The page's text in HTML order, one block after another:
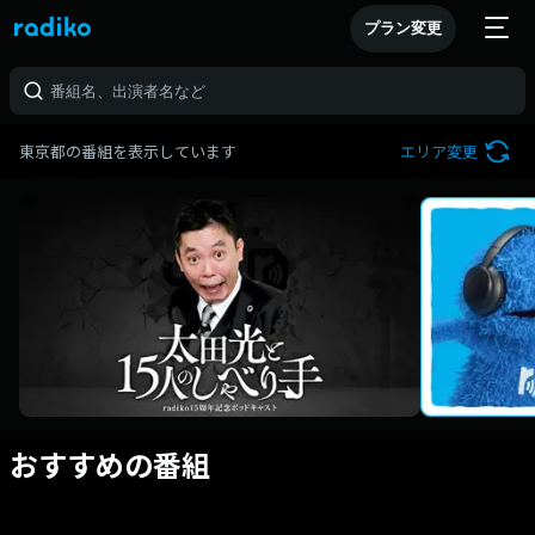
プラン変更
東京都の番組を表示しています エリア変更
おすすめの番組